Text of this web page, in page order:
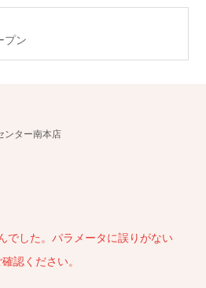
プン
でした。パラメータに誤りがない
認ください。